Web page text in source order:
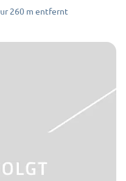
260 m entfernt